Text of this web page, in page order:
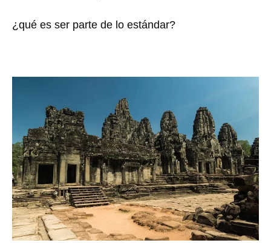
¿qué es ser parte de lo estándar?